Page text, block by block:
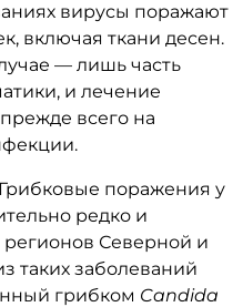
вирусы поражают
включая ткани десен.
— лишь часть
и лечение
всего на
Грибковые поражения у
редко и
Северной и
таких заболеваний
грибком Candida